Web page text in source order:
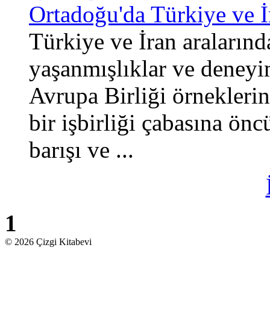
Ortadoğu'da Türkiye ve
Türkiye ve İran
yaşanmışlıklar ve
Avrupa Birliği
bir işbirliği çabasına
barışı ve ...
1
© 2026 Çizgi Kitabevi